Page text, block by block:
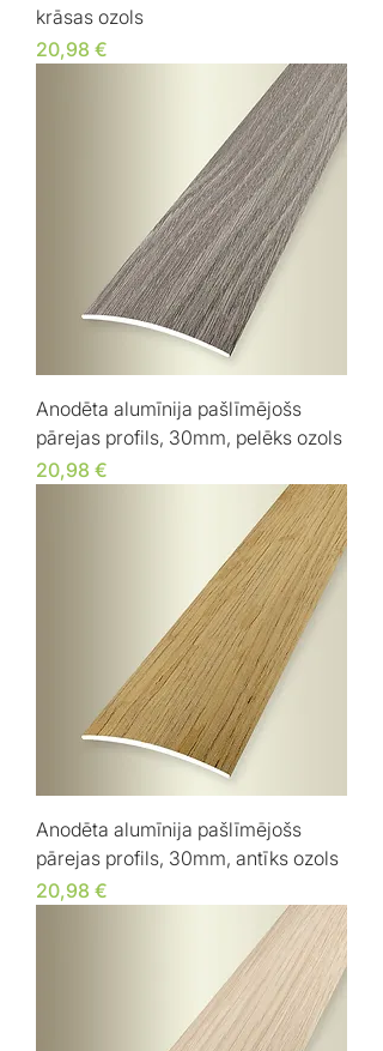
krāsas ozols
Cena
20,98 €
Anodēta alumīnija pašlīmējošs
pārejas profils, 30mm, pelēks ozols
Cena
20,98 €
Anodēta alumīnija pašlīmējošs
pārejas profils, 30mm, antīks ozols
Cena
20,98 €